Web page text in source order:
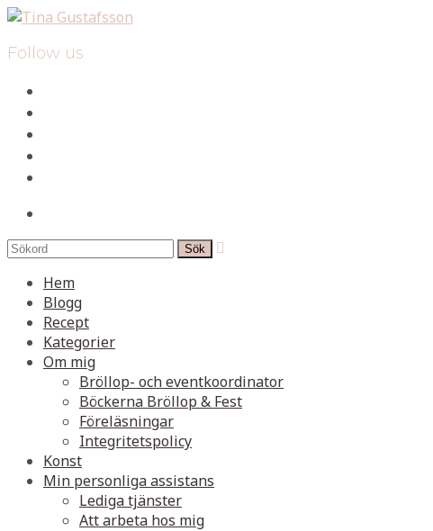
Follow us

Hem
Blogg
Recept
Kategorier
Om mig
Bröllop- och eventkoordinator
Böckerna Bröllop & Fest
Föreläsningar
Integritetspolicy
Konst
Min personliga assistans
Lediga tjänster
Att arbeta hos mig